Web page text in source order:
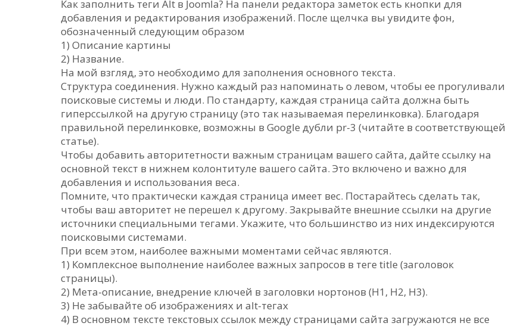
Как заполнить теги Alt в Joomla? На панели редактора заметок есть кнопки для
добавления и редактирования изображений. После щелчка вы увидите фон,
обозначенный следующим образом
1) Описание картины
2) Название.
На мой взгляд, это необходимо для заполнения основного текста.
Структура соединения. Нужно каждый раз напоминать о левом, чтобы ее прогуливали
поисковые системы и люди. По стандарту, каждая страница сайта должна быть
гиперссылкой на другую страницу (это так называемая перелинковка). Благодаря
правильной перелинковке, возможны в Google дубли pr-3 (читайте в соответствующей
статье).
Чтобы добавить авторитетности важным страницам вашего сайта, дайте ссылку на
основной текст в нижнем колонтитуле вашего сайта. Это включено и важно для
добавления и использования веса.
Помните, что практически каждая страница имеет вес. Постарайтесь сделать так,
чтобы ваш авторитет не перешел к другому. Закрывайте внешние ссылки на другие
источники специальными тегами. Укажите, что большинство из них индексируются
поисковыми системами.
При всем этом, наиболее важными моментами сейчас являются.
1) Комплексное выполнение наиболее важных запросов в теге title (заголовок
страницы).
2) Мета-описание, внедрение ключей в заголовки нортонов (H1, H2, H3).
3) Не забывайте об изображениях и alt-тегах
4) В основном тексте текстовых ссылок между страницами сайта загружаются не все